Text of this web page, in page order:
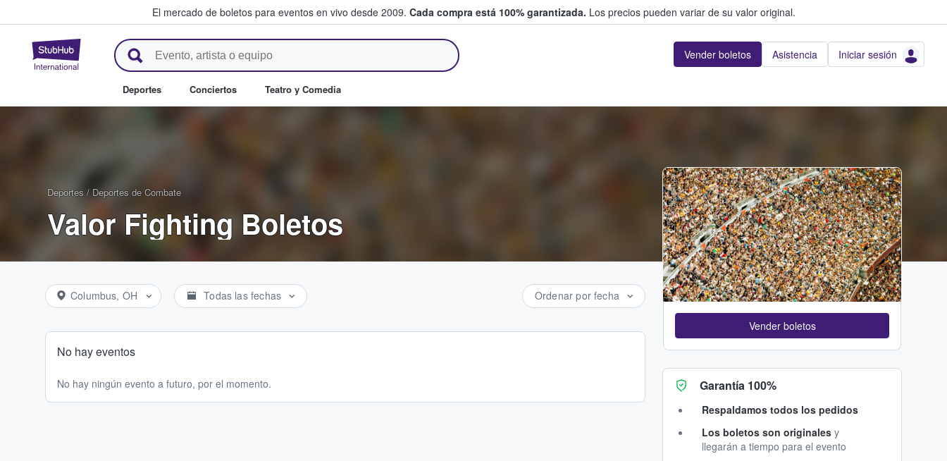
El mercado de boletos para eventos en vivo desde 2009. Cada compra está 100% garantizada. Los precios pueden variar de su valor original.
StubHub: donde los fans compran y venden boletos Vender boletos Asistencia Iniciar sesión
Deportes Conciertos Teatro y Comedia
Deportes / Deportes de Combate
Valor Fighting Boletos
Columbus, OH Todas las fechas Ordenar por fecha
No hay eventos
No hay ningún evento a futuro, por el momento.
Adobe Stock
Vender boletos
Garantía 100%
Respaldamos todos los pedidos
Los boletos son originales y
llegarán a tiempo para el evento